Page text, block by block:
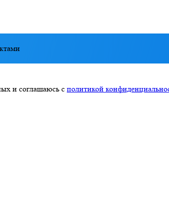
и соглашаюсь с политикой